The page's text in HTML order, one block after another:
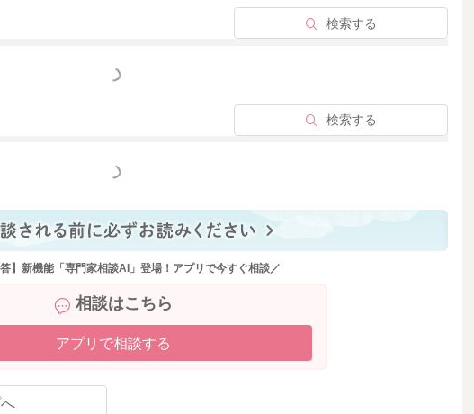
ミルクを補足していただいて良いですよ。
りますが、それも、おっぱいを噛むと、哺乳瓶でしか飲ませてもらえ
ろしければお試しくださいね。
検索する
もっと見る
検索する
もっと見る
】新機能「専門家相談AI」登場！アプリで今すぐ相談／
相談はこちら
アプリで相談する
へ